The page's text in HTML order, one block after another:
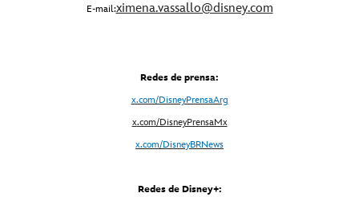
E-mail:ximena.vassallo@disney.com
Redes de prensa:
x.com/DisneyPrensaArg
x.com/DisneyPrensaMx
x.com/DisneyBRNews
Redes de Disney+: